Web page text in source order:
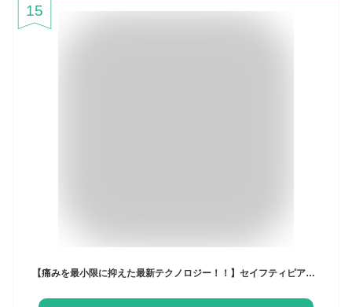
15
【痛みを最小限に抑えた最新テクノロジー！！】セイフティピアッサー 14g 14ゲージ 送料無料 軟骨用 ボール両耳用 ピアッサー 透明樹脂 ピアッサー 14G 軟骨用 金属アレルギー対応 樹脂 透明 14G 8mm ピアス ボディピアス 透明ピアス ピアッサー 透明 ピアッサー 軟骨用